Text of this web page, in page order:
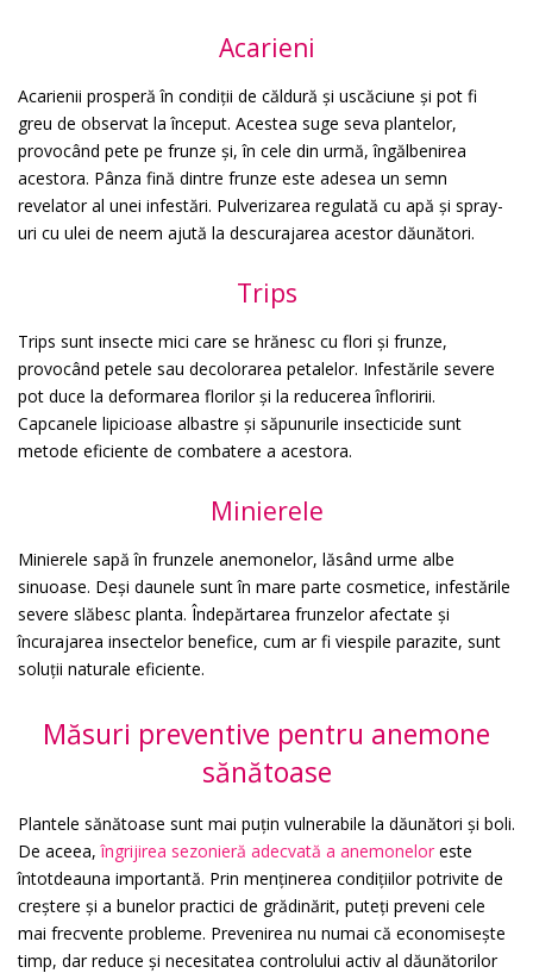
Acarieni
Acarienii prosperă în condiții de căldură și uscăciune și pot fi
greu de observat la început. Acestea suge seva plantelor,
provocând pete pe frunze și, în cele din urmă, îngălbenirea
acestora. Pânza fină dintre frunze este adesea un semn
revelator al unei infestări. Pulverizarea regulată cu apă și spray-
uri cu ulei de neem ajută la descurajarea acestor dăunători.
Trips
Trips sunt insecte mici care se hrănesc cu flori și frunze,
provocând petele sau decolorarea petalelor. Infestările severe
pot duce la deformarea florilor și la reducerea înfloririi.
Capcanele lipicioase albastre și săpunurile insecticide sunt
metode eficiente de combatere a acestora.
Minierele
Minierele sapă în frunzele anemonelor, lăsând urme albe
sinuoase. Deși daunele sunt în mare parte cosmetice, infestările
severe slăbesc planta. Îndepărtarea frunzelor afectate și
încurajarea insectelor benefice, cum ar fi viespile parazite, sunt
soluții naturale eficiente.
Măsuri preventive pentru anemone
sănătoase
Plantele sănătoase sunt mai puțin vulnerabile la dăunători și boli.
De aceea,îngrijirea sezonieră adecvată a anemonelor este
întotdeauna importantă. Prin menținerea condițiilor potrivite de
creștere și a bunelor practici de grădinărit, puteți preveni cele
mai frecvente probleme. Prevenirea nu numai că economisește
timp, dar reduce și necesitatea controlului activ al dăunătorilor